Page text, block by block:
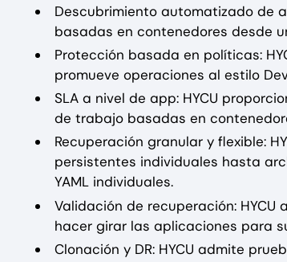
Descubrimiento automatizado de
basadas en contenedores desde
Protección basada en políticas:
promueve operaciones al estilo
SLA a nivel de app: HYCU
de trabajo basadas en
Recuperación granular y flexible:
persistentes individuales hasta
YAML individuales.
Validación de recuperación:
hacer girar las aplicaciones para
Clonación y DR: HYCU admite